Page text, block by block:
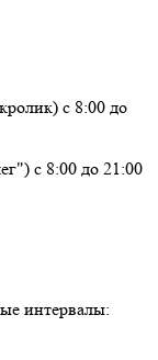
с 8:00 до
с 8:00 до 21:00
интервалы: